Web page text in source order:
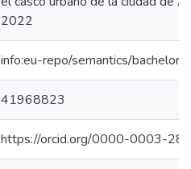
2022
info:eu-repo/semantics/
41968823
https://orcid.org/0000-0003-